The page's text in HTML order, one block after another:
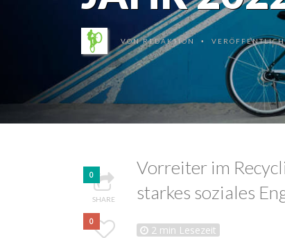
VONREDAKTION •
0
SHARE
0
Vorreiter im
starkes soziales
2 min Lesezeit